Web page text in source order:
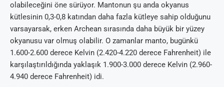
olabileceğini öne sürüyor. Mantonun şu anda okyanus
kütlesinin 0,3-0,8 katından daha fazla kütleye sahip olduğunu
varsayarsak, erken Archean sırasında daha büyük bir yüzey
okyanusu var olmuş olabilir. O zamanlar manto, bugünkü
1.600-2.600 derece Kelvin (2.420-4.220 derece Fahrenheit) ile
karşılaştırıldığında yaklaşık 1.900-3.000 derece Kelvin (2.960-
4.940 derece Fahrenheit) idi.